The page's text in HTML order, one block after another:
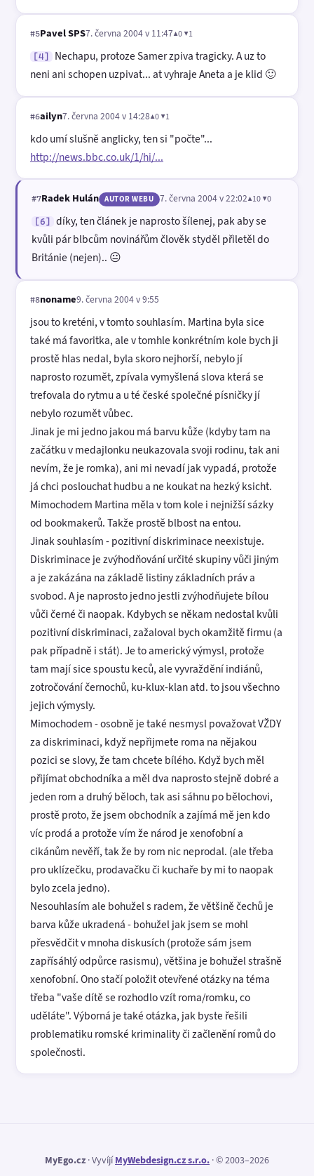
#5Pavel SPS7. června 2004 v 11:47▲0 ▼1
[4]
Nechapu, protoze Samer zpiva tragicky. A uz to
neni ani schopen uzpivat... at vyhraje Aneta a je klid 🙂
#6ailyn7. června 2004 v 14:28▲0 ▼1
kdo umí slušně anglicky, ten si "počte"...
http://news.bbc.co.uk/1/hi/...
#7Radek Hulán AUTOR WEBU 7. června 2004 v 22:02▲10 ▼0
[6]
díky, ten článek je naprosto šílenej, pak aby se
kvůli pár blbcům novinářům člověk styděl přiletěl do
Británie (nejen).. 😐
#8noname9. června 2004 v 9:55
jsou to kreténi, v tomto souhlasím. Martina byla sice
také má favoritka, ale v tomhle konkrétním kole bych ji
prostě hlas nedal, byla skoro nejhorší, nebylo jí
naprosto rozumět, zpívala vymyšlená slova která se
trefovala do rytmu a u té české společné písničky jí
nebylo rozumět vůbec.
Jinak je mi jedno jakou má barvu kůže (kdyby tam na
začátku v medajlonku neukazovala svoji rodinu, tak ani
nevím, že je romka), ani mi nevadí jak vypadá, protože
já chci poslouchat hudbu a ne koukat na hezký ksicht.
Mimochodem Martina měla v tom kole i nejnižší sázky
od bookmakerů. Takže prostě blbost na entou.
Jinak souhlasím - pozitivní diskriminace neexistuje.
Diskriminace je zvýhodňování určité skupiny vůči jiným
a je zakázána na základě listiny základních práv a
svobod. A je naprosto jedno jestli zvýhodňujete bílou
vůči černé či naopak. Kdybych se někam nedostal kvůli
pozitivní diskriminaci, zažaloval bych okamžitě firmu (a
pak případně i stát). Je to americký výmysl, protože
tam mají sice spoustu keců, ale vyvraždění indiánů,
zotročování černochů, ku-klux-klan atd. to jsou všechno
jejich výmysly.
Mimochodem - osobně je také nesmysl považovat VŽDY
za diskriminaci, když nepřijmete roma na nějakou
pozici se slovy, že tam chcete bílého. Když bych měl
přijímat obchodníka a měl dva naprosto stejně dobré a
jeden rom a druhý běloch, tak asi sáhnu po bělochovi,
prostě proto, že jsem obchodník a zajímá mě jen kdo
víc prodá a protože vím že národ je xenofobní a
cikánům nevěří, tak že by rom nic neprodal. (ale třeba
pro uklízečku, prodavačku či kuchaře by mi to naopak
bylo zcela jedno).
Nesouhlasím ale bohužel s radem, že většině čechů je
barva kůže ukradená - bohužel jak jsem se mohl
přesvědčit v mnoha diskusích (protože sám jsem
zapřísáhlý odpůrce rasismu), většina je bohužel strašně
xenofobní. Ono stačí položit otevřené otázky na téma
třeba "vaše dítě se rozhodlo vzít roma/romku, co
uděláte". Výborná je také otázka, jak byste řešili
problematiku romské kriminality či začlenění romů do
společnosti.
MyEgo.cz · VyvíjíMyWebdesign.cz s.r.o. · © 2003–2026